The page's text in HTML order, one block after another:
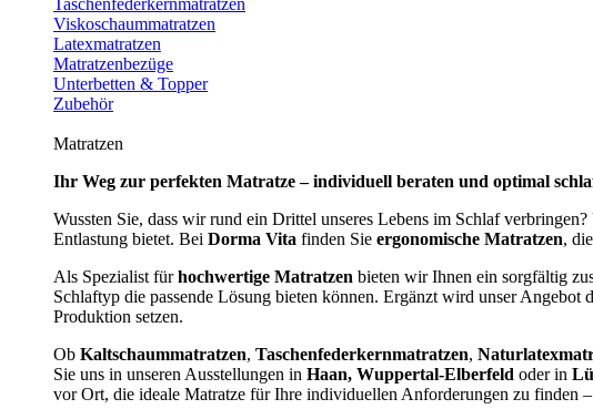
Taschenfederkernmatratzen
Viskoschaummatratzen
Latexmatratzen
Matratzenbezüge
Unterbetten & Topper
Zubehör
Matratzen
Ihr Weg zur perfekten Matratze – individuell beraten und optimal
Wussten Sie, dass wir rund ein Drittel unseres Lebens im Schlaf
Entlastung bietet. Bei Dorma Vita finden Sie ergonomische Matratzen,
Als Spezialist fürhochwertige Matratzen bieten wir Ihnen ein sorgfältig
Schlaftyp die passende Lösung bieten können. Ergänzt wird unser Angebot
Produktion setzen.
Ob Kaltschaummatratzen, Taschenfederkernmatratzen,
Sie uns in unseren Ausstellungen in Haan, Wuppertal-Elberfeld oder in
vor Ort, die ideale Matratze für Ihre individuellen Anforderungen zu finden